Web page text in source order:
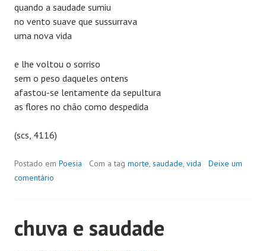
quando a saudade sumiu
no vento suave que sussurrava
uma nova vida
e lhe voltou o sorriso
sem o peso daqueles ontens
afastou-se lentamente da sepultura
as flores no chão como despedida
(scs, 4116)
Postado em Poesia Com a tag morte, saudade, vida
Deixe um
comentário
chuva e saudade